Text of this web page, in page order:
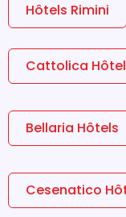
Hôtels Rimini
Cattolica
Bellaria Hôtels
Cesenatico